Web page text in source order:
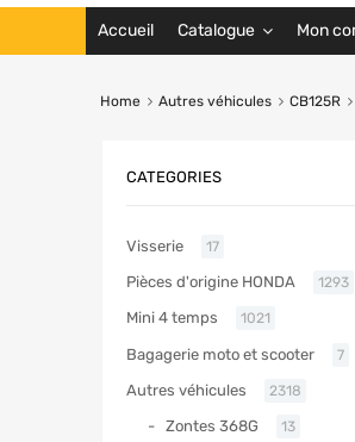
Accueil Catalogue Mon
Home Autres véhicules CB125R
CATEGORIES
Visserie 17
Pièces d'origine HONDA 1293
Mini 4 temps 1021
Bagagerie moto et scooter 7
Autres véhicules 2318
Zontes 368G 13